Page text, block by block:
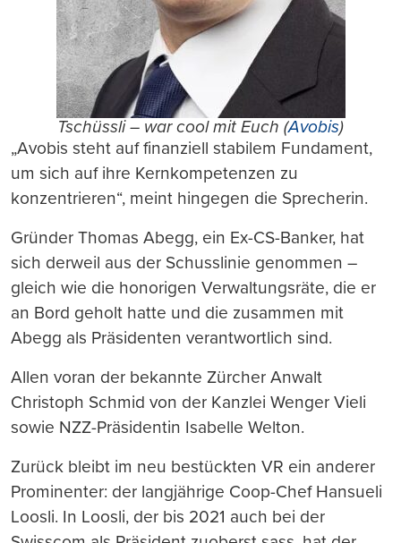
Tschüssli – war cool mit Euch (Avobis)
„Avobis steht auf finanziell stabilem Fundament,
um sich auf ihre Kernkompetenzen zu
konzentrieren“, meint hingegen die Sprecherin.
Gründer Thomas Abegg, ein Ex-CS-Banker, hat
sich derweil aus der Schusslinie genommen –
gleich wie die honorigen Verwaltungsräte, die er
an Bord geholt hatte und die zusammen mit
Abegg als Präsidenten verantwortlich sind.
Allen voran der bekannte Zürcher Anwalt
Christoph Schmid von der Kanzlei Wenger Vieli
sowie NZZ-Präsidentin Isabelle Welton.
Zurück bleibt im neu bestückten VR ein anderer
Prominenter: der langjährige Coop-Chef Hansueli
Loosli. In Loosli, der bis 2021 auch bei der